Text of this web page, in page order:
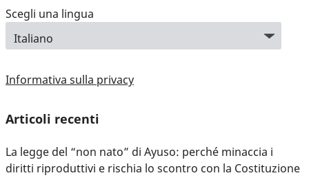
Scegli una lingua
Informativa sulla privacy
Articoli recenti
La legge del “non nato” di Ayuso: perché minaccia i
diritti riproduttivi e rischia lo scontro con la Costituzione